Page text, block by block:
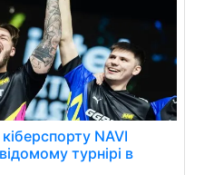
NAVI
турнірі в